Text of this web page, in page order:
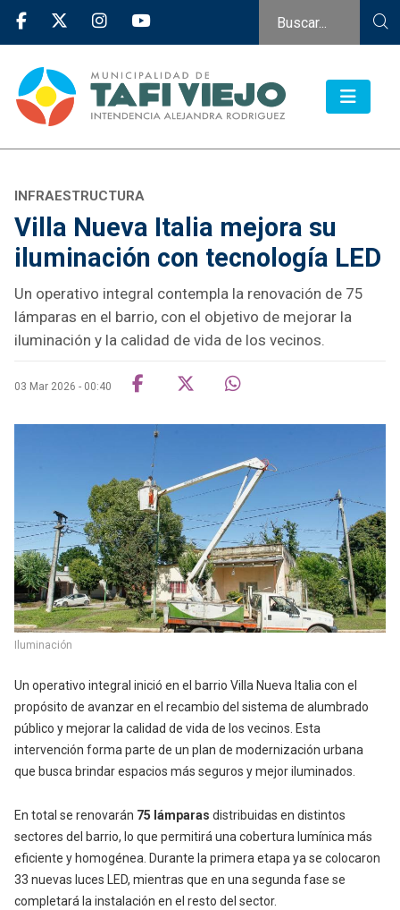
INFRAESTRUCTURA
Villa Nueva Italia mejora su
iluminación con tecnología LED
Un operativo integral contempla la renovación de 75
lámparas en el barrio, con el objetivo de mejorar la
iluminación y la calidad de vida de los vecinos.
03 Mar 2026 - 00:40
Iluminación
Un operativo integral inició en el barrio Villa Nueva Italia con el
propósito de avanzar en el recambio del sistema de alumbrado
público y mejorar la calidad de vida de los vecinos. Esta
intervención forma parte de un plan de modernización urbana
que busca brindar espacios más seguros y mejor iluminados.
En total se renovarán 75 lámparas distribuidas en distintos
sectores del barrio, lo que permitirá una cobertura lumínica más
eficiente y homogénea. Durante la primera etapa ya se colocaron
33 nuevas luces LED, mientras que en una segunda fase se
completará la instalación en el resto del sector.